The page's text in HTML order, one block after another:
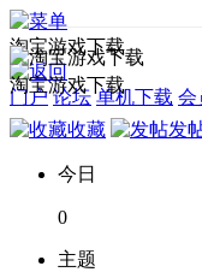
淘宝游戏下载
门户 论坛 单机下载 会
淘宝游戏下载
收藏 发
今日
0
主题